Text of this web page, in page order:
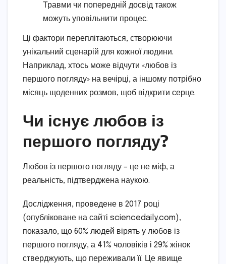
Травми чи попередній досвід також
можуть уповільнити процес.
Ці фактори переплітаються, створюючи
унікальний сценарій для кожної людини.
Наприклад, хтось може відчути «любов із
першого погляду» на вечірці, а іншому потрібно
місяць щоденних розмов, щоб відкрити серце.
Чи існує любов із
першого погляду?
Любов із першого погляду – це не міф, а
реальність, підтверджена наукою.
Дослідження, проведене в 2017 році
(опубліковане на сайті sciencedaily.com),
показало, що 60% людей вірять у любов із
першого погляду, а 41% чоловіків і 29% жінок
стверджують, що переживали її. Це явище